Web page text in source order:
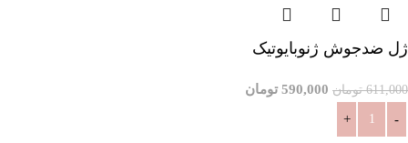
ژل ضدجوش ژنوبایوتیک
611,000 تومان 590,000 تومان